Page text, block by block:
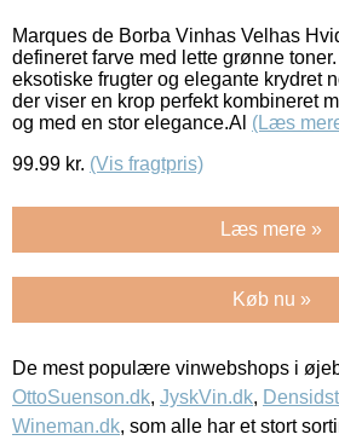
Marques de Borba Vinhas Velhas
defineret farve med lette grønne
eksotiske frugter og elegante krydret
der viser en krop perfekt kombineret
og med en stor elegance.Al (Læs
99.99 kr. (Vis fragtpris)
Læs mere »
Køb nu »
De mest populære vinwebshops i
OttoSuenson.dk, JyskVin.dk,
Wineman.dk, som alle har et stort